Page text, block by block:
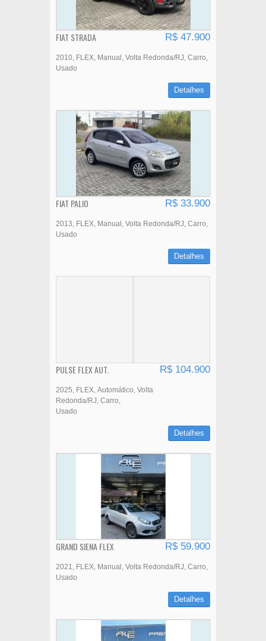
FIAT STRADA R$ 47.900
2010 FLEX Manual Volta Redonda/RJ Carro
Usado
Detalhes
FIAT PALIO R$ 33.900
2013 FLEX Manual Volta Redonda/RJ Carro
Usado
Detalhes
PULSE FLEX AUT. R$ 104.900
2025 FLEX Automático Volta
Redonda/RJ Carro
Usado
Detalhes
GRAND SIENA FLEX R$ 59.900
2021 FLEX Manual Volta Redonda/RJ Carro
Usado
Detalhes